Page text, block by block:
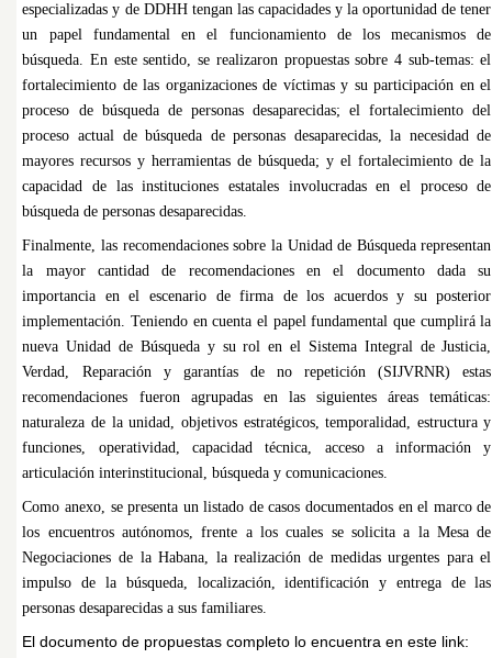
especializadas y de DDHH tengan las capacidades y la oportunidad de tener
un papel fundamental en el funcionamiento de los mecanismos de
búsqueda. En este sentido, se realizaron propuestas sobre 4 sub-temas: el
fortalecimiento de las organizaciones de víctimas y su participación en el
proceso de búsqueda de personas desaparecidas; el fortalecimiento del
proceso actual de búsqueda de personas desaparecidas, la necesidad de
mayores recursos y herramientas de búsqueda; y el fortalecimiento de la
capacidad de las instituciones estatales involucradas en el proceso de
búsqueda de personas desaparecidas.
Finalmente, las recomendaciones sobre la Unidad de Búsqueda representan
la mayor cantidad de recomendaciones en el documento dada su
importancia en el escenario de firma de los acuerdos y su posterior
implementación. Teniendo en cuenta el papel fundamental que cumplirá la
nueva Unidad de Búsqueda y su rol en el Sistema Integral de Justicia,
Verdad, Reparación y garantías de no repetición (SIJVRNR) estas
recomendaciones fueron agrupadas en las siguientes áreas temáticas:
naturaleza de la unidad, objetivos estratégicos, temporalidad, estructura y
funciones, operatividad, capacidad técnica, acceso a información y
articulación interinstitucional, búsqueda y comunicaciones.
Como anexo, se presenta un listado de casos documentados en el marco de
los encuentros autónomos, frente a los cuales se solicita a la Mesa de
Negociaciones de la Habana, la realización de medidas urgentes para el
impulso de la búsqueda, localización, identificación y entrega de las
personas desaparecidas a sus familiares.
El documento de propuestas completo lo encuentra en este link: